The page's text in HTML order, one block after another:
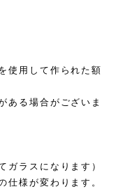
使用して作られた額
ある場合がございま
ガラスになります）
仕様が変わります。